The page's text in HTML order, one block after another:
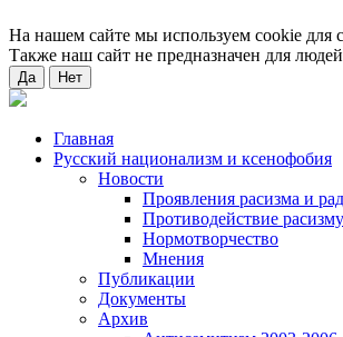
На нашем сайте мы используем cookie для
Также наш сайт не предназначен для
Да Нет
Главная
Русский национализм и ксенофобия
Новости
Проявления расизма и
Противодействие
Нормотворчество
Мнения
Публикации
Документы
Архив